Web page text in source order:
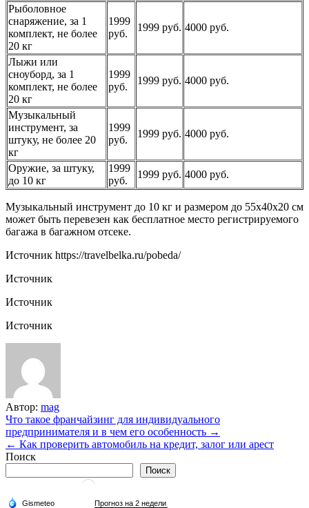
Рыболовное
снаряжение, за 1
комплект, не более
20 кг
1999
руб.
1999 руб. 4000 руб.
Лыжи или
сноуборд, за 1
комплект, не более
20 кг
1999
руб.
1999 руб. 4000 руб.
Музыкальный
инструмент, за
штуку, не более 20
кг
1999
руб.
1999 руб. 4000 руб.
Оружие, за штуку,
до 10 кг
1999
руб.
1999 руб. 4000 руб.
Музыкальный инструмент до 10 кг и размером до 55х40х20 см
может быть перевезен как бесплатное место регистрируемого
багажа в багажном отсеке.
Источник https://travelbelka.ru/pobeda/
Источник
Источник
Источник
Автор: mag
Навигация
по
записям
Что такое франчайзинг для индивидуального
предпринимателя и в чем его особенность →
← Как проверить автомобиль на кредит, залог или арест
Поиск
Поиск